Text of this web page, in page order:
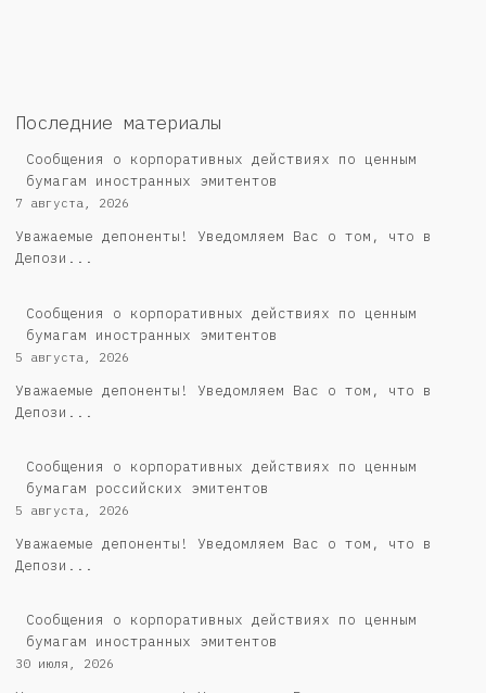
Последние материалы
Сообщения о корпоративных действиях по ценным
бумагам иностранных эмитентов
7 августа, 2026
Уважаемые депоненты! Уведомляем Вас о том, что в
Депози...
Сообщения о корпоративных действиях по ценным
бумагам иностранных эмитентов
5 августа, 2026
Уважаемые депоненты! Уведомляем Вас о том, что в
Депози...
Cообщения о корпоративных действиях по ценным
бумагам российских эмитентов
5 августа, 2026
Уважаемые депоненты! Уведомляем Вас о том, что в
Депози...
Сообщения о корпоративных действиях по ценным
бумагам иностранных эмитентов
30 июля, 2026